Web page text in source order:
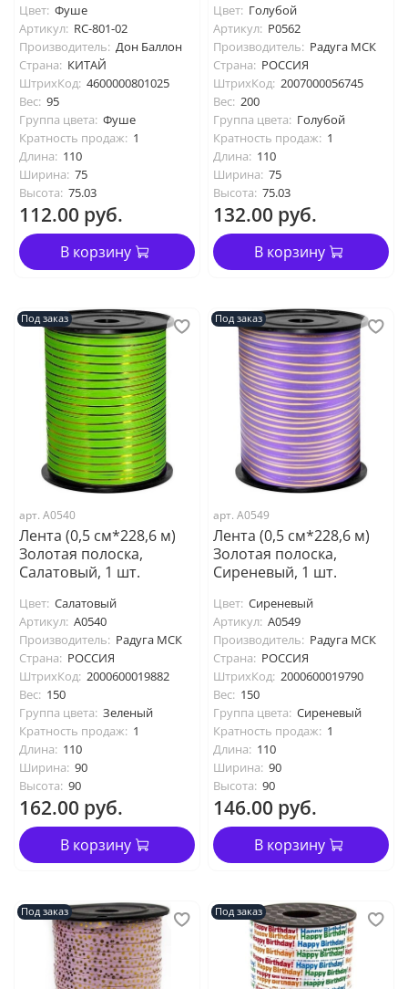
Цвет: Фуше
Артикул: RC-801-02
Производитель: Дон Баллон
Страна: КИТАЙ
ШтрихКод: 4600000801025
Вес: 95
Группа цвета: Фуше
Кратность продаж: 1
Длина: 110
Ширина: 75
Высота: 75.03
112.00 руб.
В корзину
Цвет: Голубой
Артикул: P0562
Производитель: Радуга МСК
Страна: РОССИЯ
ШтрихКод: 2007000056745
Вес: 200
Группа цвета: Голубой
Кратность продаж: 1
Длина: 110
Ширина: 75
Высота: 75.03
132.00 руб.
В корзину
Под заказ
арт. А0540
Лента (0,5 см*228,6 м)
Золотая полоска,
Салатовый, 1 шт.
Цвет: Салатовый
Артикул: А0540
Производитель: Радуга МСК
Страна: РОССИЯ
ШтрихКод: 2000600019882
Вес: 150
Группа цвета: Зеленый
Кратность продаж: 1
Длина: 110
Ширина: 90
Высота: 90
162.00 руб.
В корзину
Под заказ
арт. А0549
Лента (0,5 см*228,6 м)
Золотая полоска,
Сиреневый, 1 шт.
Цвет: Сиреневый
Артикул: А0549
Производитель: Радуга МСК
Страна: РОССИЯ
ШтрихКод: 2000600019790
Вес: 150
Группа цвета: Сиреневый
Кратность продаж: 1
Длина: 110
Ширина: 90
Высота: 90
146.00 руб.
В корзину
Под заказ Под заказ